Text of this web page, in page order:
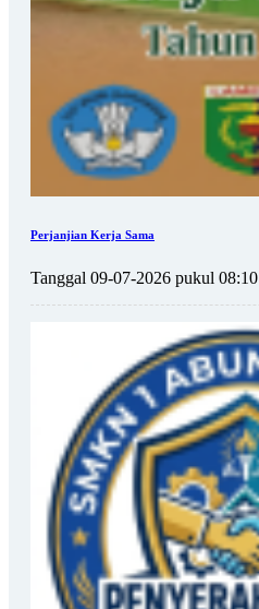
Perjanjian Kerja Sama
Tanggal 09-07-2026 pukul 08:10